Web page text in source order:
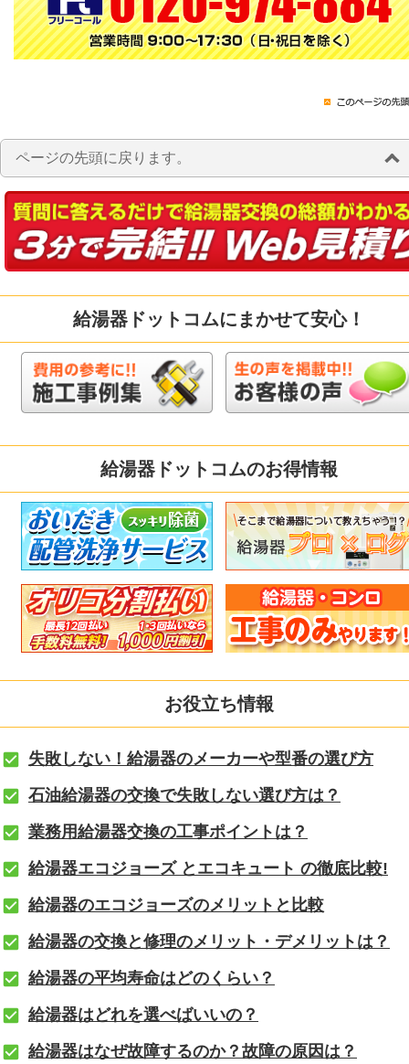
ページの先頭に戻ります。
給湯器ドットコムにまかせて安心！
給湯器ドットコムのお得情報
お役立ち情報
失敗しない！給湯器のメーカーや型番の選び方
石油給湯器の交換で失敗しない選び方は？
業務用給湯器交換の工事ポイントは？
給湯器エコジョーズ とエコキュート の徹底比較!
給湯器のエコジョーズのメリットと比較
給湯器の交換と修理のメリット・デメリットは？
給湯器の平均寿命はどのくらい？
給湯器はどれを選べばいいの？
給湯器はなぜ故障するのか？故障の原因は？